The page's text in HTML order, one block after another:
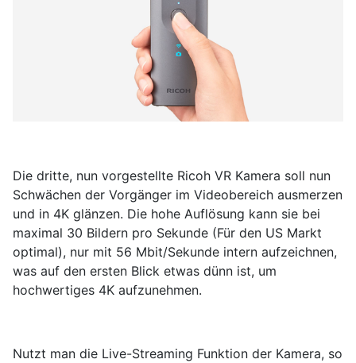
Die dritte, nun vorgestellte Ricoh VR Kamera soll nun
Schwächen der Vorgänger im Videobereich ausmerzen
und in 4K glänzen. Die hohe Auflösung kann sie bei
maximal 30 Bildern pro Sekunde (Für den US Markt
optimal), nur mit 56 Mbit/Sekunde intern aufzeichnen,
was auf den ersten Blick etwas dünn ist, um
hochwertiges 4K aufzunehmen.
Nutzt man die Live-Streaming Funktion der Kamera, so